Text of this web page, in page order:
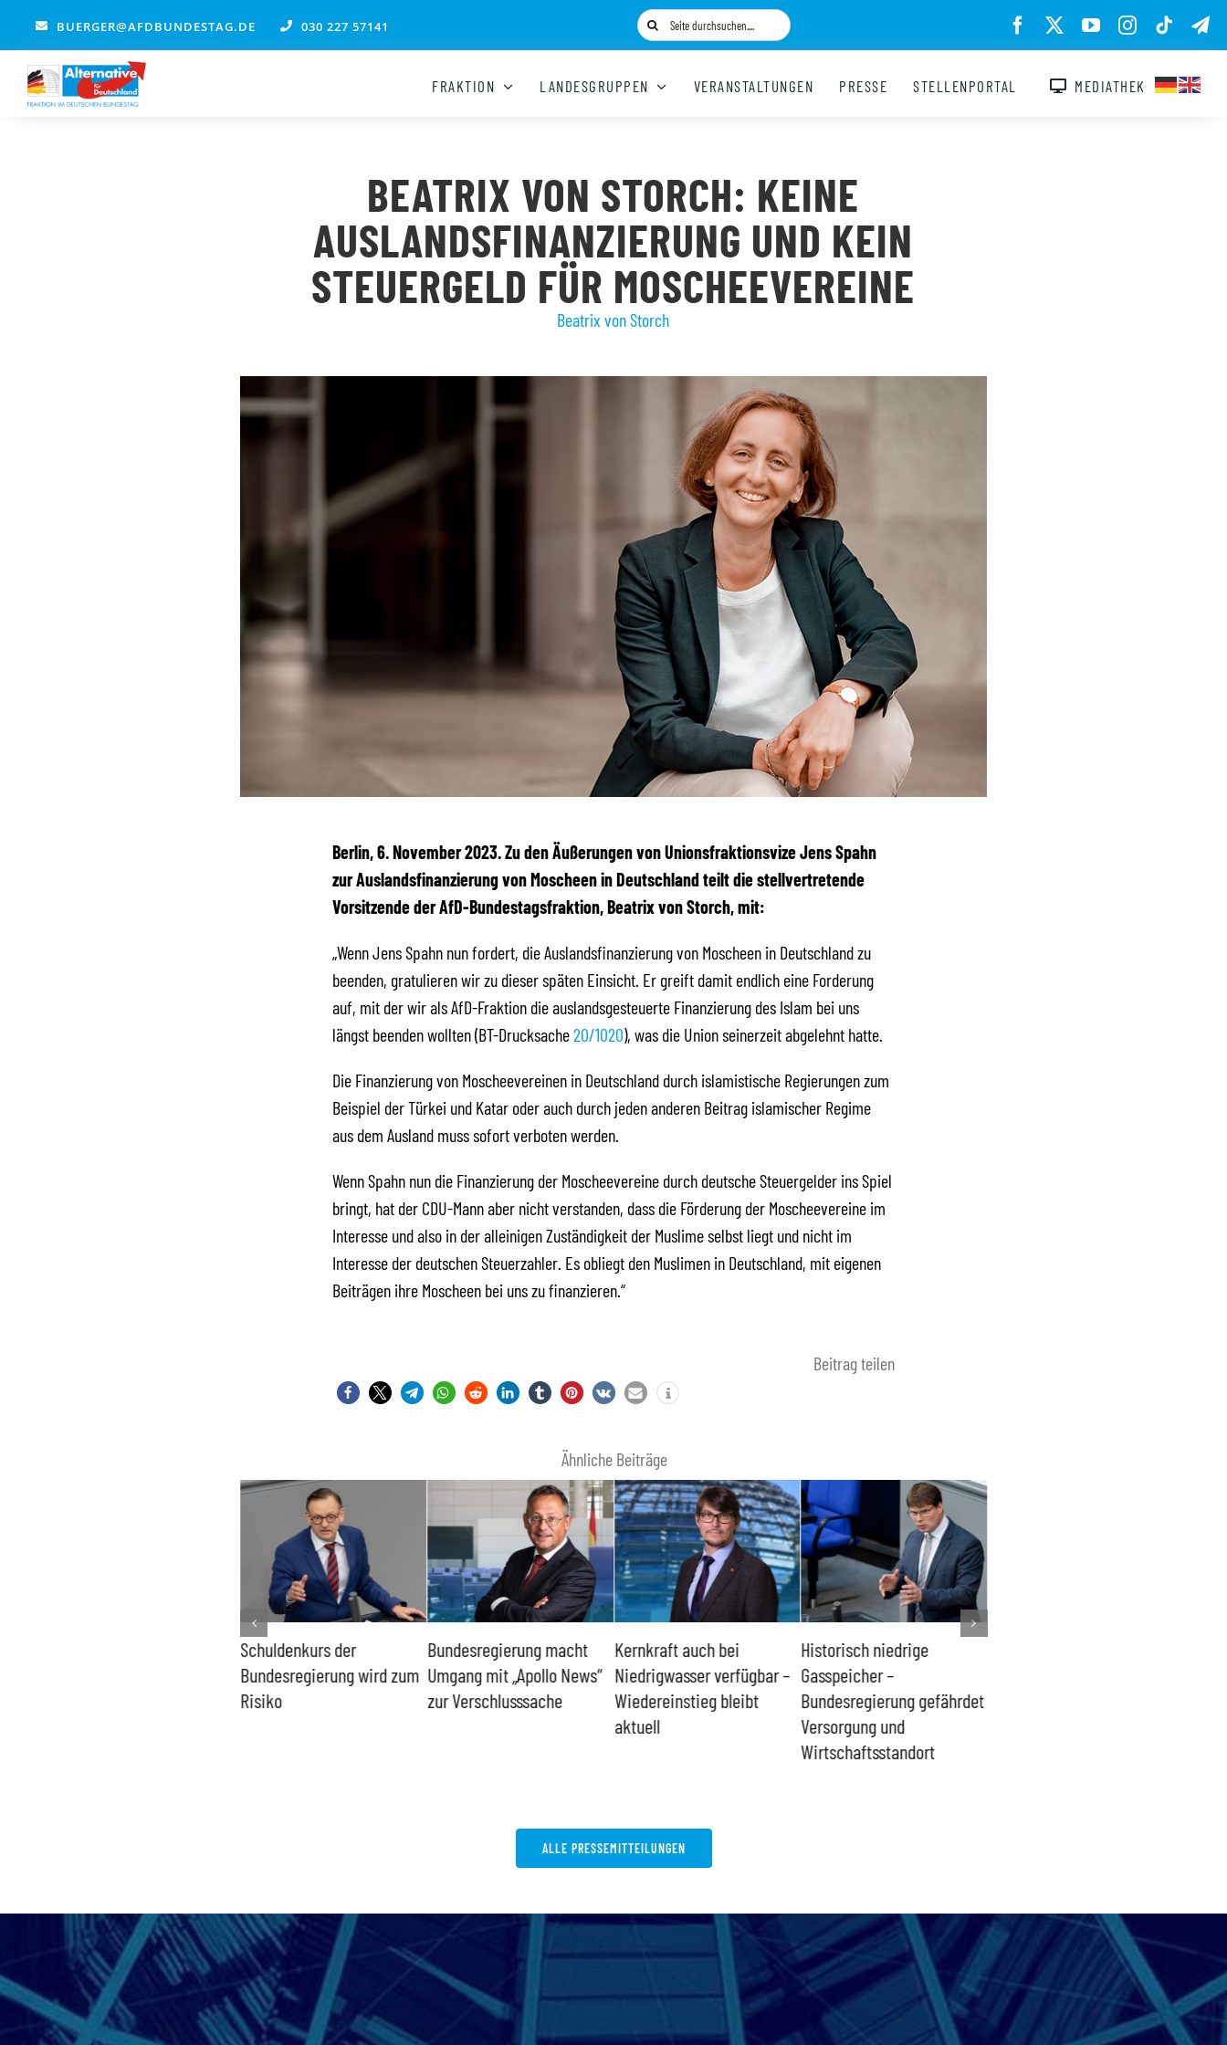
springen
BUERGER@AFDBUNDESTAG.DE 030 227 57141
Suche
nach:
FRAKTION LANDESGRUPPEN VERANSTALTUNGEN PRESSE STELLENPORTAL MEDIATHEK
BEATRIX VON STORCH: KEINE
AUSLANDSFINANZIERUNG UND KEIN
STEUERGELD FÜR MOSCHEEVEREINE
Beatrix von Storch
Berlin, 6. November 2023. Zu den Äußerungen von Unionsfraktionsvize Jens Spahn
zur Auslandsfinanzierung von Moscheen in Deutschland teilt die stellvertretende
Vorsitzende der AfD-Bundestagsfraktion, Beatrix von Storch, mit:
„Wenn Jens Spahn nun fordert, die Auslandsfinanzierung von Moscheen in Deutschland zu
beenden, gratulieren wir zu dieser späten Einsicht. Er greift damit endlich eine Forderung
auf, mit der wir als AfD-Fraktion die auslandsgesteuerte Finanzierung des Islam bei uns
längst beenden wollten (BT-Drucksache20/1020), was die Union seinerzeit abgelehnt hatte.
Die Finanzierung von Moscheevereinen in Deutschland durch islamistische Regierungen zum
Beispiel der Türkei und Katar oder auch durch jeden anderen Beitrag islamischer Regime
aus dem Ausland muss sofort verboten werden.
Wenn Spahn nun die Finanzierung der Moscheevereine durch deutsche Steuergelder ins Spiel
bringt, hat der CDU-Mann aber nicht verstanden, dass die Förderung der Moscheevereine im
Interesse und also in der alleinigen Zuständigkeit der Muslime selbst liegt und nicht im
Interesse der deutschen Steuerzahler. Es obliegt den Muslimen in Deutschland, mit eigenen
Beiträgen ihre Moscheen bei uns zu finanzieren.“
Beitrag teilen
Ähnliche Beiträge
Schuldenkurs der
Bundesregierung wird zum
Risiko
Bundesregierung macht
Umgang mit „Apollo News“
zur Verschlusssache
Kernkraft auch bei
Niedrigwasser verfügbar –
Wiedereinstieg bleibt
aktuell
Historisch niedrige
Gasspeicher –
Bundesregierung gefährdet
Versorgung und
Wirtschaftsstandort
ALLE PRESSEMITTEILUNGEN